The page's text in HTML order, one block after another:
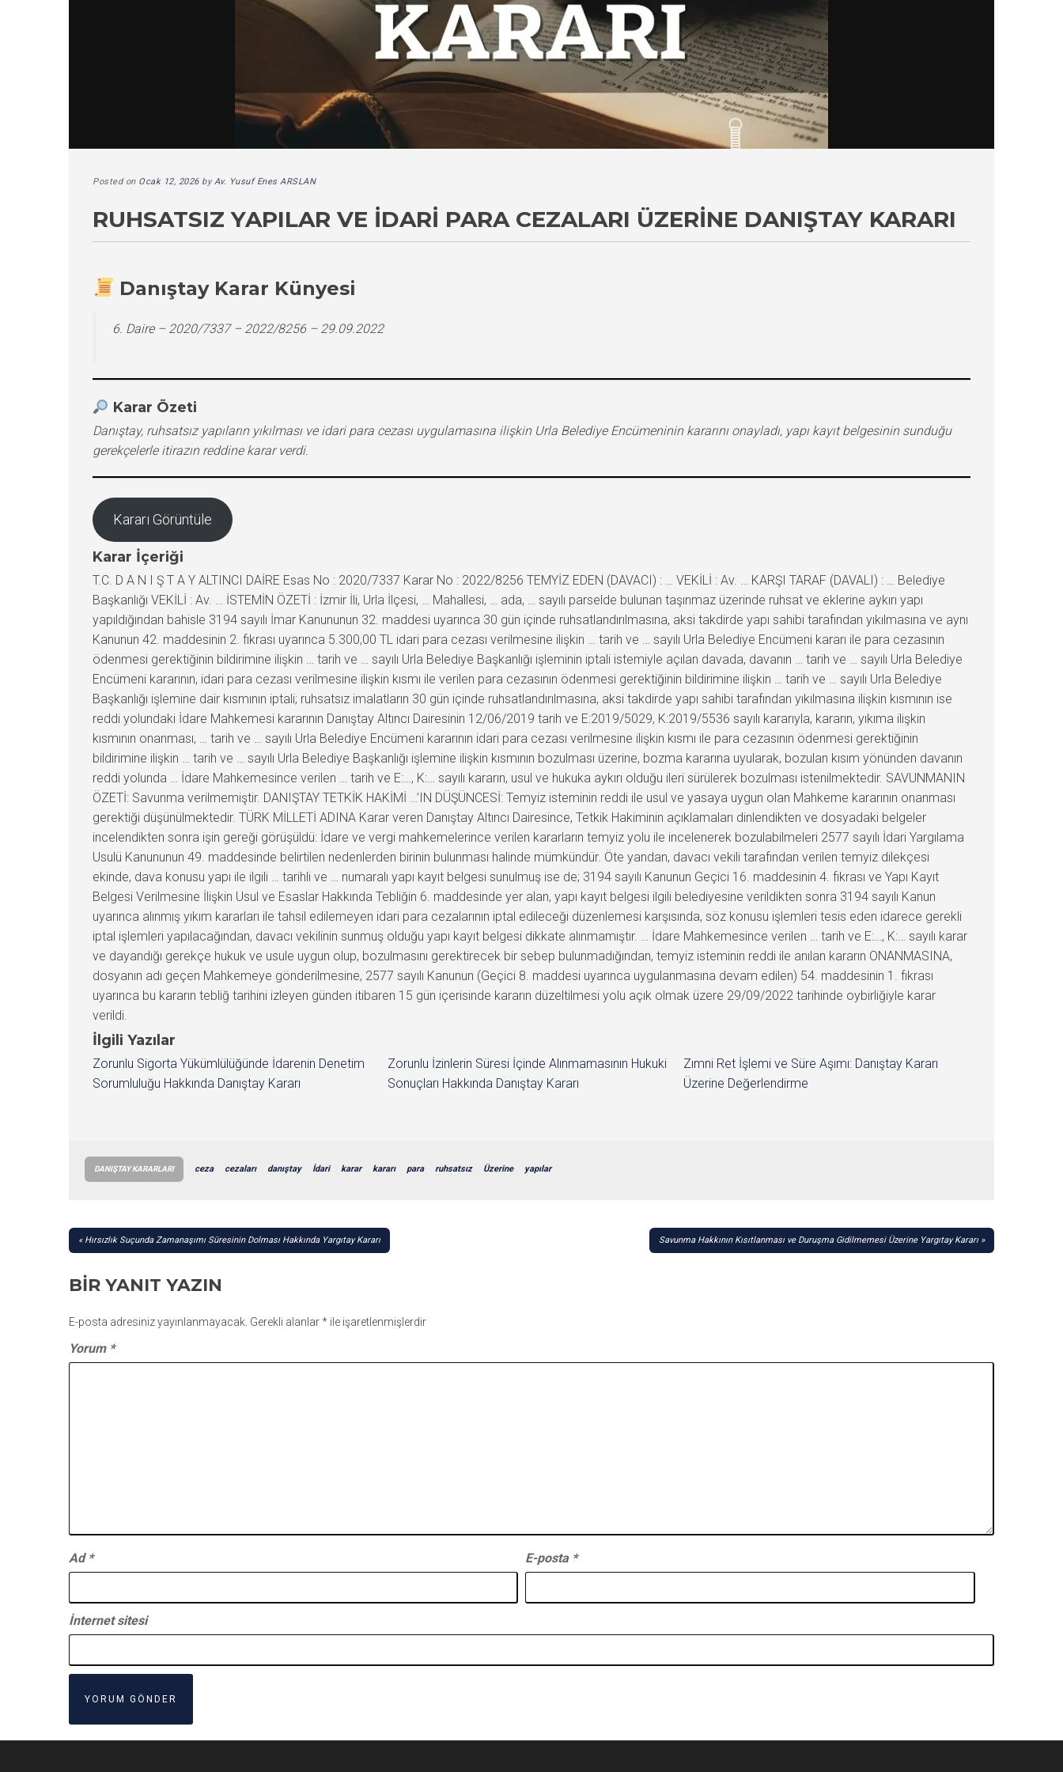
Posted on Ocak 12, 2026byAv. Yusuf Enes ARSLAN
RUHSATSIZ YAPILAR VE İDARI PARA CEZALARI ÜZERINE DANIŞTAY KARARI
Danıştay Karar Künyesi
6. Daire – 2020/7337 – 2022/8256 – 29.09.2022
Karar Özeti
Danıştay, ruhsatsız yapıların yıkılması ve idari para cezası uygulamasına ilişkin Urla Belediye Encümeninin kararını onayladı, yapı kayıt belgesinin sunduğu
gerekçelerle itirazın reddine karar verdi.
Kararı Görüntüle
Karar İçeriği
T.C. D A N I Ş T A Y ALTINCI DAİRE Esas No : 2020/7337 Karar No : 2022/8256 TEMYİZ EDEN (DAVACI) : … VEKİLİ : Av. … KARŞI TARAF (DAVALI) : … Belediye
Başkanlığı VEKİLİ : Av. … İSTEMİN ÖZETİ : İzmir İli, Urla İlçesi, … Mahallesi, … ada, … sayılı parselde bulunan taşınmaz üzerinde ruhsat ve eklerine aykırı yapı
yapıldığından bahisle 3194 sayılı İmar Kanununun 32. maddesi uyarınca 30 gün içinde ruhsatlandırılmasına, aksi takdirde yapı sahibi tarafından yıkılmasına ve aynı
Kanunun 42. maddesinin 2. fıkrası uyarınca 5.300,00 TL idari para cezası verilmesine ilişkin … tarih ve … sayılı Urla Belediye Encümeni kararı ile para cezasının
ödenmesi gerektiğinin bildirimine ilişkin … tarih ve … sayılı Urla Belediye Başkanlığı işleminin iptali istemiyle açılan davada, davanın … tarih ve … sayılı Urla Belediye
Encümeni kararının, idari para cezası verilmesine ilişkin kısmı ile verilen para cezasının ödenmesi gerektiğinin bildirimine ilişkin … tarih ve … sayılı Urla Belediye
Başkanlığı işlemine dair kısmının iptali; ruhsatsız imalatların 30 gün içinde ruhsatlandırılmasına, aksi takdirde yapı sahibi tarafından yıkılmasına ilişkin kısmının ise
reddi yolundaki İdare Mahkemesi kararının Danıştay Altıncı Dairesinin 12/06/2019 tarih ve E:2019/5029, K:2019/5536 sayılı kararıyla, kararın, yıkıma ilişkin
kısmının onanması, … tarih ve … sayılı Urla Belediye Encümeni kararının idari para cezası verilmesine ilişkin kısmı ile para cezasının ödenmesi gerektiğinin
bildirimine ilişkin … tarih ve … sayılı Urla Belediye Başkanlığı işlemine ilişkin kısmının bozulması üzerine, bozma kararına uyularak, bozulan kısım yönünden davanın
reddi yolunda … İdare Mahkemesince verilen … tarih ve E:…, K:… sayılı kararın, usul ve hukuka aykırı olduğu ileri sürülerek bozulması istenilmektedir. SAVUNMANIN
ÖZETİ: Savunma verilmemiştir. DANIŞTAY TETKİK HAKİMİ …’IN DÜŞÜNCESİ: Temyiz isteminin reddi ile usul ve yasaya uygun olan Mahkeme kararının onanması
gerektiği düşünülmektedir. TÜRK MİLLETİ ADINA Karar veren Danıştay Altıncı Dairesince, Tetkik Hakiminin açıklamaları dinlendikten ve dosyadaki belgeler
incelendikten sonra işin gereği görüşüldü: İdare ve vergi mahkemelerince verilen kararların temyiz yolu ile incelenerek bozulabilmeleri 2577 sayılı İdari Yargılama
Usulü Kanununun 49. maddesinde belirtilen nedenlerden birinin bulunması halinde mümkündür. Öte yandan, davacı vekili tarafından verilen temyiz dilekçesi
ekinde, dava konusu yapı ile ilgili … tarihli ve … numaralı yapı kayıt belgesi sunulmuş ise de; 3194 sayılı Kanunun Geçici 16. maddesinin 4. fıkrası ve Yapı Kayıt
Belgesi Verilmesine İlişkin Usul ve Esaslar Hakkında Tebliğin 6. maddesinde yer alan, yapı kayıt belgesi ilgili belediyesine verildikten sonra 3194 sayılı Kanun
uyarınca alınmış yıkım kararları ile tahsil edilemeyen idari para cezalarının iptal edileceği düzenlemesi karşısında, söz konusu işlemleri tesis eden idarece gerekli
iptal işlemleri yapılacağından, davacı vekilinin sunmuş olduğu yapı kayıt belgesi dikkate alınmamıştır. … İdare Mahkemesince verilen … tarih ve E:…, K:… sayılı karar
ve dayandığı gerekçe hukuk ve usule uygun olup, bozulmasını gerektirecek bir sebep bulunmadığından, temyiz isteminin reddi ile anılan kararın ONANMASINA,
dosyanın adı geçen Mahkemeye gönderilmesine, 2577 sayılı Kanunun (Geçici 8. maddesi uyarınca uygulanmasına devam edilen) 54. maddesinin 1. fıkrası
uyarınca bu kararın tebliğ tarihini izleyen günden itibaren 15 gün içerisinde kararın düzeltilmesi yolu açık olmak üzere 29/09/2022 tarihinde oybirliğiyle karar
verildi.
İlgili Yazılar
Zorunlu Sigorta Yükümlülüğünde İdarenin Denetim
Sorumluluğu Hakkında Danıştay Kararı
Zorunlu İzinlerin Süresi İçinde Alınmamasının Hukuki
Sonuçları Hakkında Danıştay Kararı
Zımni Ret İşlemi ve Süre Aşımı: Danıştay Kararı
Üzerine Değerlendirme
DANIŞTAY KARARLARI ceza cezaları danıştay İdari karar kararı para ruhsatsız Üzerine yapılar
YAZI
Hırsızlık Suçunda Zamanaşımı Süresinin Dolması Hakkında Yargıtay Kararı Savunma Hakkının Kısıtlanması ve Duruşma Gidilmemesi Üzerine Yargıtay Kararı
BIR YANIT YAZIN
E-posta adresiniz yayınlanmayacak. Gerekli alanlar* ile işaretlenmişlerdir
Yorum *
Ad * E-posta *
İnternet sitesi